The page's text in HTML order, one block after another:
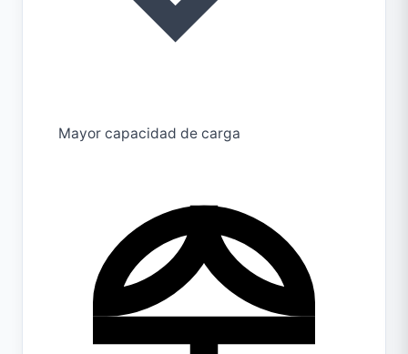
Mayor capacidad de carga